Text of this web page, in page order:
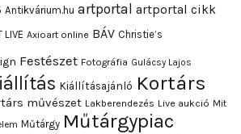
Antikvárium.hu artportal artportal cikk
LIVE Axioart online BÁV Christie’s
Festészet Fotográfia Gulácsy Lajos
Kiállításajánló Kortárs
művészet Lakberendezés Live aukció Mit
Műtárgy Műtárgypiac